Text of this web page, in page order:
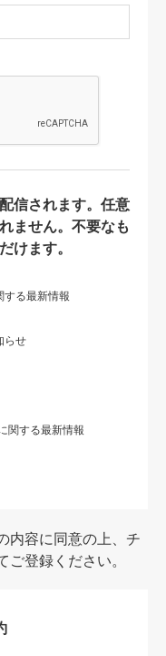
信されます。任意
ません。不要なも
けます。
する最新情報
らせ
関する最新情報
内容に同意の上、チ
登録ください。